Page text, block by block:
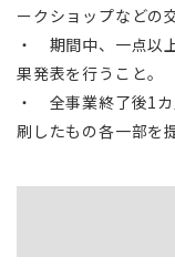
ークショップなどの
・ 期間中、一点以
果発表を行うこと。
・ 全事業終了後1
刷したもの各一部を